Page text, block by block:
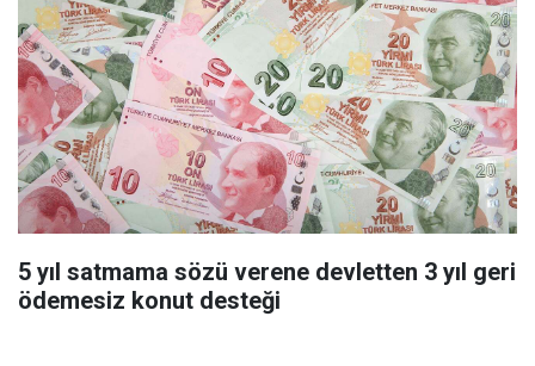
5 yıl satmama sözü verene devletten 3 yıl geri
ödemesiz konut desteği